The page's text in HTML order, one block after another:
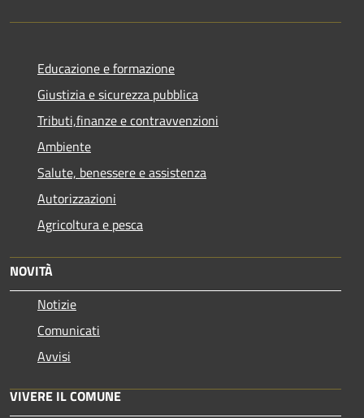
Educazione e formazione
Giustizia e sicurezza pubblica
Tributi,finanze e contravvenzioni
Ambiente
Salute, benessere e assistenza
Autorizzazioni
Agricoltura e pesca
NOVITÀ
Notizie
Comunicati
Avvisi
VIVERE IL COMUNE